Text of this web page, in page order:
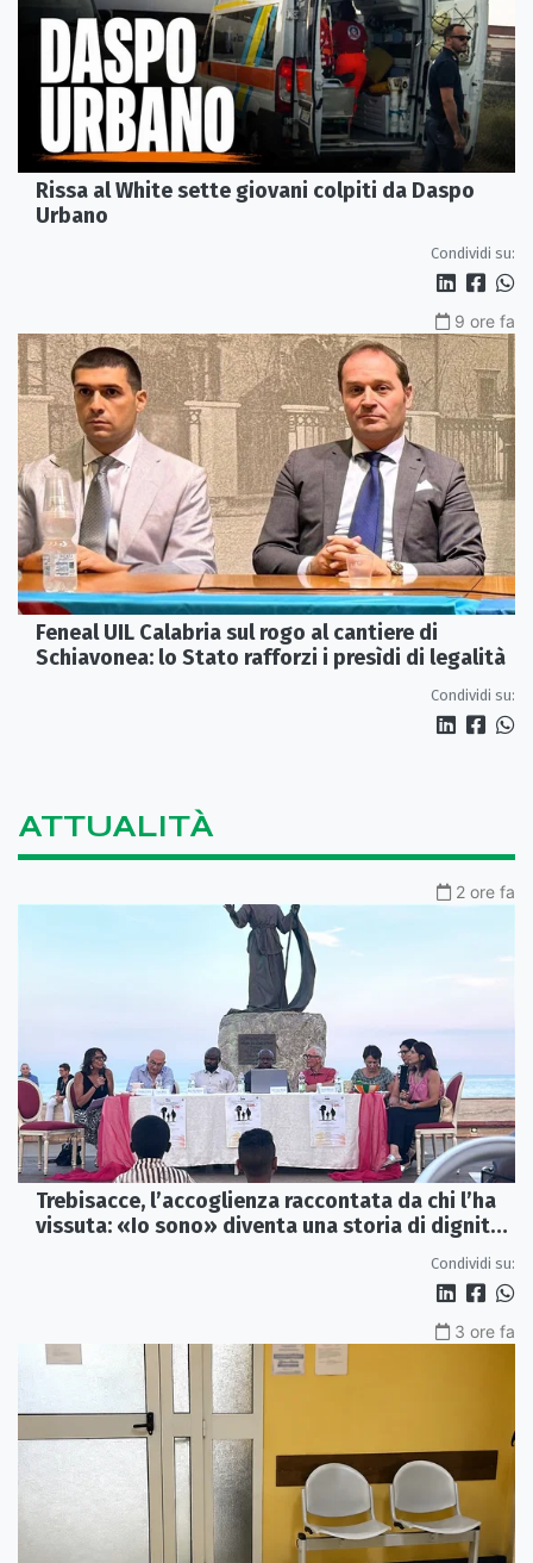
Rissa al White sette giovani colpiti da Daspo
Urbano
Condividi su:
9 ore fa
Feneal UIL Calabria sul rogo al cantiere di
Schiavonea: lo Stato rafforzi i presìdi di legalità
Condividi su:
ATTUALITÀ
2 ore fa
Trebisacce, l’accoglienza raccontata da chi l’ha
vissuta: «Io sono» diventa una storia di dignità
Condividi su:
3 ore fa